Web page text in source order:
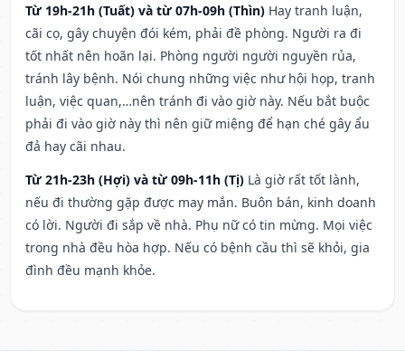
Từ 19h-21h (Tuất) và từ 07h-09h (Thìn) Hay tranh luận,
cãi cọ, gây chuyện đói kém, phải đề phòng. Người ra đi
tốt nhất nên hoãn lại. Phòng người người nguyền rủa,
tránh lây bệnh. Nói chung những việc như hội họp, tranh
luận, việc quan,…nên tránh đi vào giờ này. Nếu bắt buộc
phải đi vào giờ này thì nên giữ miệng để hạn ché gây ẩu
đả hay cãi nhau.
Từ 21h-23h (Hợi) và từ 09h-11h (Tị) Là giờ rất tốt lành,
nếu đi thường gặp được may mắn. Buôn bán, kinh doanh
có lời. Người đi sắp về nhà. Phụ nữ có tin mừng. Mọi việc
trong nhà đều hòa hợp. Nếu có bệnh cầu thì sẽ khỏi, gia
đình đều mạnh khỏe.